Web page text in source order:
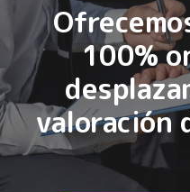
100%
valoración